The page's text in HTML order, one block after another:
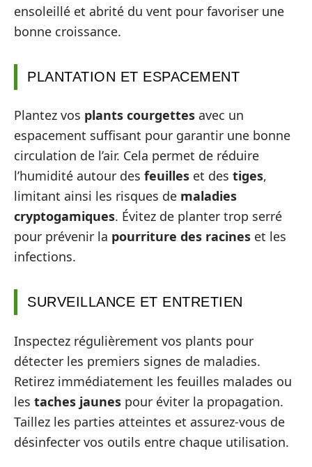
ensoleillé et abrité du vent pour favoriser une
bonne croissance.
PLANTATION ET ESPACEMENT
Plantez vos plants courgettes avec un
espacement suffisant pour garantir une bonne
circulation de l’air. Cela permet de réduire
l’humidité autour des feuilles et des tiges,
limitant ainsi les risques de maladies
cryptogamiques. Évitez de planter trop serré
pour prévenir la pourriture des racines et les
infections.
SURVEILLANCE ET ENTRETIEN
Inspectez régulièrement vos plants pour
détecter les premiers signes de maladies.
Retirez immédiatement les feuilles malades ou
les taches jaunes pour éviter la propagation.
Taillez les parties atteintes et assurez-vous de
désinfecter vos outils entre chaque utilisation.